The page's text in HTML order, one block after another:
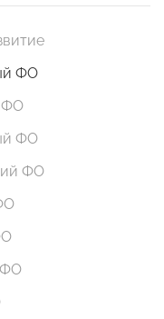
ФО
ФО
ФО
ФО
ФО